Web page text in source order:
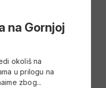
na Gornjoj
okoliš na
u prilogu na
zbog...